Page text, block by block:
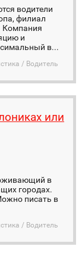
водители
филиал
Компания
и
в...
/ Водитель
или
в
городах.
писать в
/ Водитель